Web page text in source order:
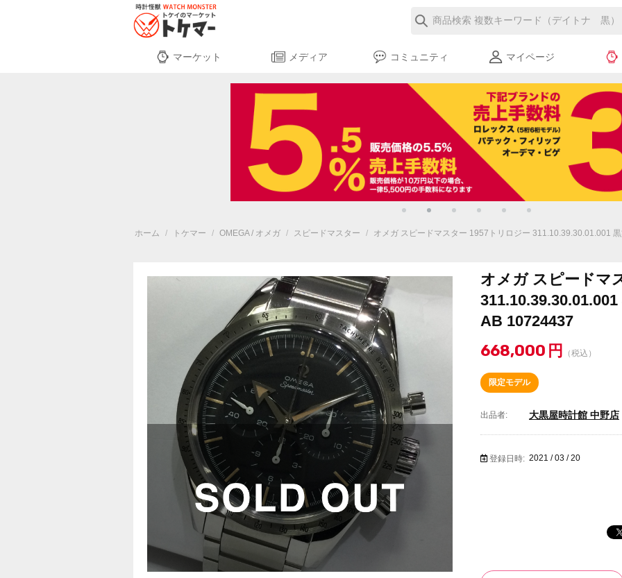
マーケット メディア コミュニティ マイページ
ホーム / トケマー / OMEGA / オメガ / スピードマスター / オメガ スピードマスター 1957トリロジー 311.10.39.30.01.001
オメガ スピードマ
AB 10724437
668,000 円 （税込）
限定モデル
出品者: 大黒屋時計館 中野店
登録日時: 2021 / 03 / 20